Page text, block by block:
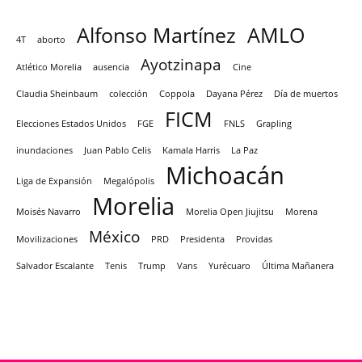
4T aborto Alfonso Martínez AMLO
Atlético Morelia ausencia Ayotzinapa Cine
Claudia Sheinbaum colección Coppola Dayana Pérez Día de muertos
Elecciones Estados Unidos FGE FICM FNLS Grapling
inundaciones Juan Pablo Celis Kamala Harris La Paz
Liga de Expansión Megalópolis Michoacán
Moisés Navarro Morelia Morelia Open Jiujitsu Morena
Movilizaciones México PRD Presidenta Providas
Salvador Escalante Tenis Trump Vans Yurécuaro Última Mañanera